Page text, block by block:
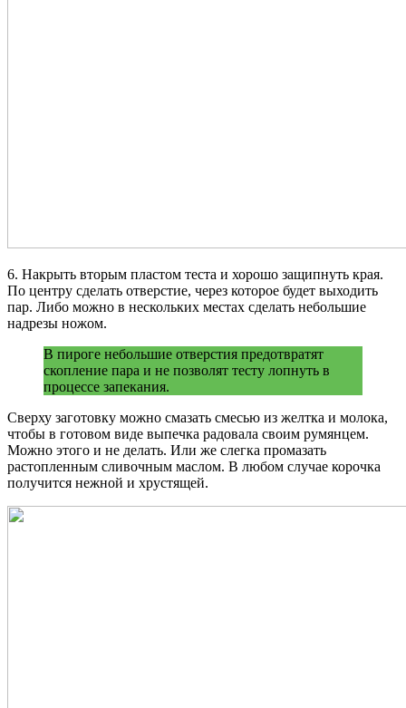
6. Накрыть вторым пластом теста и хорошо защипнуть края.
По центру сделать отверстие, через которое будет выходить
пар. Либо можно в нескольких местах сделать небольшие
надрезы ножом.
В пироге небольшие отверстия предотвратят
скопление пара и не позволят тесту лопнуть в
процессе запекания.
Сверху заготовку можно смазать смесью из желтка и молока,
чтобы в готовом виде выпечка радовала своим румянцем.
Можно этого и не делать. Или же слегка промазать
растопленным сливочным маслом. В любом случае корочка
получится нежной и хрустящей.